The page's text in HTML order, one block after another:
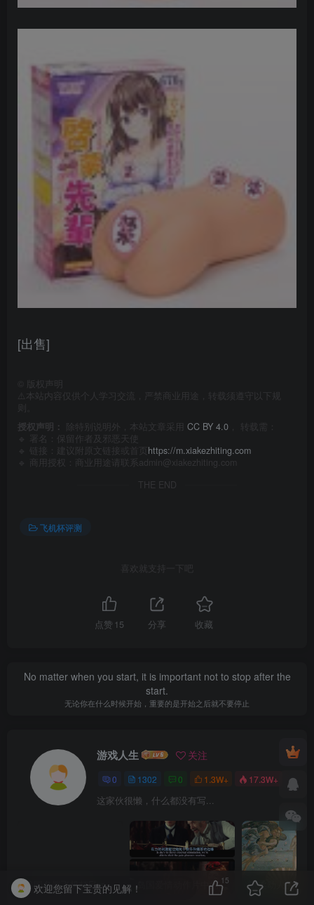
[出售]
版权声明
⚠️本站内容仅供个人学习交流，严禁商业用途，转载须遵守以下规
授权声明：
除特别说明外，本站文章采用 CC BY 4.0 ， 转载需：
🔹 署名：保留作者及 邪恶天使
🔹 链接：建议附原文链接或首页 https://m.xiakezhiting.com
🔹 商用授权：商业用途请联系admin@xiakezhiting.com
THE END
飞机杯评测
喜欢就支持一下吧
点赞 15 分享 收藏
No matter when you start, it is important not to stop after the
start.
无论你在什么时候开始，重要的是开始之后就不要停止
游戏人生 关注
0 1302 0 1.3W+ 17.3W+
这家伙很懒，什么都没有写...
美国名器飞机杯Fleshlight 【Quickshot-Vantage 双头飞机杯】完全评测 岛国爱情动作片中的AV棒到底有多猛？成人用品震动棒的发展史！
欢迎您留下宝贵的见解！
15